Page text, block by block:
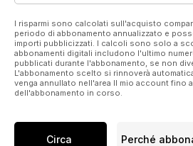
I risparmi sono calcolati sull'acquisto
periodo di abbonamento annualizzato e
importi pubblicizzati. I calcoli sono solo a
abbonamenti digitali includono l'ultimo
pubblicati durante l'abbonamento, se non
L'abbonamento scelto si rinnoverà
venga annullato nell'area Il mio account fino
dell'abbonamento in corso.
Circa Perché